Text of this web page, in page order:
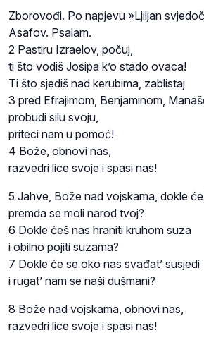
Zborovođi. Po napjevu »Ljiljan
Asafov. Psalam.
2 Pastiru Izraelov, počuj,
ti što vodiš Josipa k’o stado ovaca!
Ti što sjediš nad kerubima, zablistaj
3 pred Efrajimom, Benjaminom,
probudi silu svoju,
priteci nam u pomoć!
4 Bože, obnovi nas,
razvedri lice svoje i spasi nas!
5 Jahve, Bože nad vojskama, dokle
premda se moli narod tvoj?
6 Dokle ćeš nas hraniti kruhom suza
i obilno pojiti suzama?
7 Dokle će se oko nas svađat’ susjedi
i rugat’ nam se naši dušmani?
8 Bože nad vojskama, obnovi nas,
razvedri lice svoje i spasi nas!